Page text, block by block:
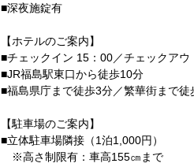
■深夜施錠有
【ホテルのご案内】
■チェックイン 15：00／チェックアウ
■JR福島駅東口から徒歩10分
■福島県庁まで徒歩3分／繁華街まで徒
【駐車場のご案内】
■立体駐車場隣接（1泊1,000円）
※高さ制限有：車高155㎝まで